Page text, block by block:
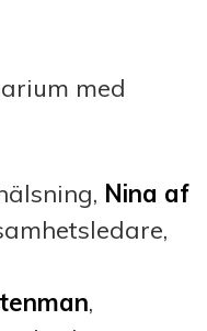
med
Nina af
,